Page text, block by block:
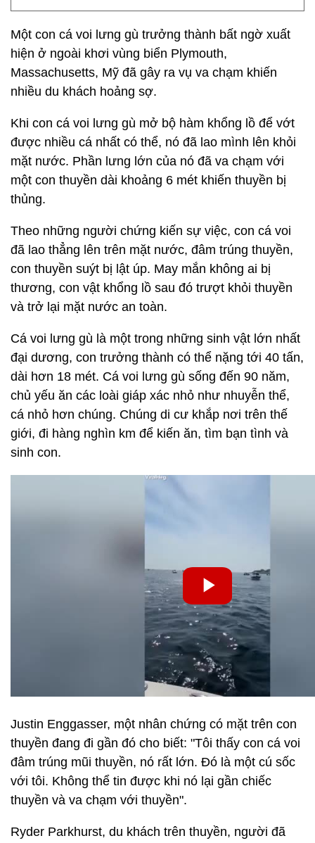
Một con cá voi lưng gù trưởng thành bất ngờ xuất
hiện ở ngoài khơi vùng biển Plymouth,
Massachusetts, Mỹ đã gây ra vụ va chạm khiến
nhiều du khách hoảng sợ.
Khi con cá voi lưng gù mở bộ hàm khổng lồ để vớt
được nhiều cá nhất có thể, nó đã lao mình lên khỏi
mặt nước. Phần lưng lớn của nó đã va chạm với
một con thuyền dài khoảng 6 mét khiến thuyền bị
thủng.
Theo những người chứng kiến sự việc, con cá voi
đã lao thẳng lên trên mặt nước, đâm trúng thuyền,
con thuyền suýt bị lật úp. May mắn không ai bị
thương, con vật khổng lồ sau đó trượt khỏi thuyền
và trở lại mặt nước an toàn.
Cá voi lưng gù là một trong những sinh vật lớn nhất
đại dương, con trưởng thành có thể nặng tới 40 tấn,
dài hơn 18 mét. Cá voi lưng gù sống đến 90 năm,
chủ yếu ăn các loài giáp xác nhỏ như nhuyễn thể,
cá nhỏ hơn chúng. Chúng di cư khắp nơi trên thế
giới, đi hàng nghìn km để kiến ăn, tìm bạn tình và
sinh con.
Justin Enggasser, một nhân chứng có mặt trên con
thuyền đang đi gần đó cho biết: "Tôi thấy con cá voi
đâm trúng mũi thuyền, nó rất lớn. Đó là một cú sốc
với tôi. Không thể tin được khi nó lại gần chiếc
thuyền và va chạm với thuyền".
Ryder Parkhurst, du khách trên thuyền, người đã